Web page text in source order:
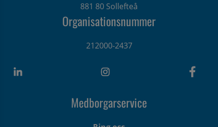
881 80 Sollefteå
Organisationsnummer
212000-2437
Medborgarservice